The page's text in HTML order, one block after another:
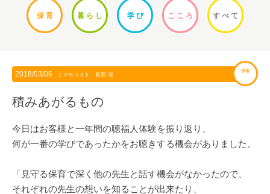
保 育 暮ら し 学 び ここ ろ すべて
2018/03/06 ミマモリスト 眞田 海
保育
積みあがるもの
今日はお客様と一年間の聴福人体験を振り返り、
何が一番の学びであったかをお聴きする機会がありました。
「見守る保育で深く他の先生と話す機会がなかったので、
それぞれの先生の想いを知ることが出来たり、